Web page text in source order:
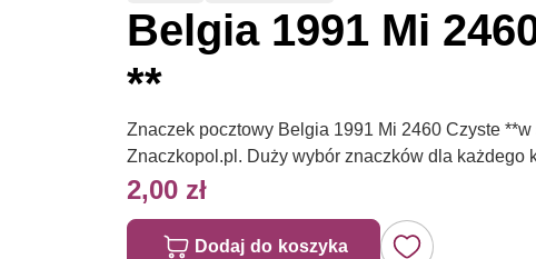
Belgia 1991 Mi
**
Znaczek pocztowy Belgia 1991 Mi 2460 Czyste
Znaczkopol.pl. Duży wybór znaczków dla każdego
2,00 zł
Dodaj do koszyka